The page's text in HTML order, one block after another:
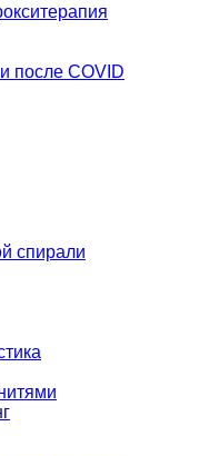
после СOVID
спирали